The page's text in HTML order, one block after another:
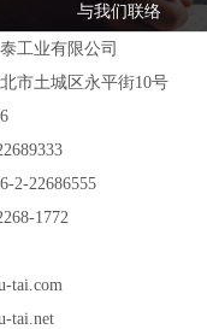
与我们联络
工业有限公司
市土城区永平街10号
2-22686555
1772
tai.com
tai.net